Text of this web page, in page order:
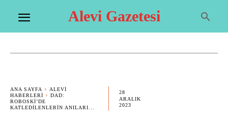
Alevi Gazetesi
ANA SAYFA
ALEVI
HABERLERI
DAD:
ROBOSKI’DE
KATLEDILENLERIN ANILARI...
28
ARALIK
2023